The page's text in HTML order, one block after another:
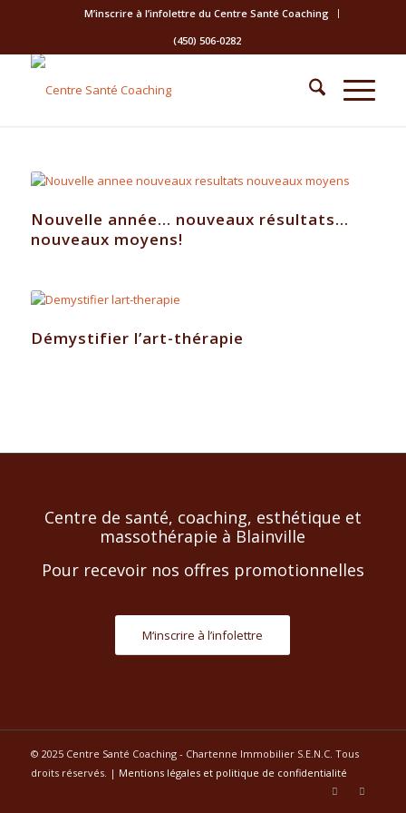
M’inscrire à l’infolettre du Centre Santé Coaching
(450) 506-0282
Nouvelle année… nouveaux résultats…
nouveaux moyens!
Démystifier l’art-thérapie
Centre de santé, coaching, esthétique et
massothérapie à Blainville
Pour recevoir nos offres promotionnelles
M‘inscrire à l’infolettre
© 2025 Centre Santé Coaching - Chartenne Immobilier S.E.N.C. Tous
droits réservés. | Mentions légales et politique de confidentialité